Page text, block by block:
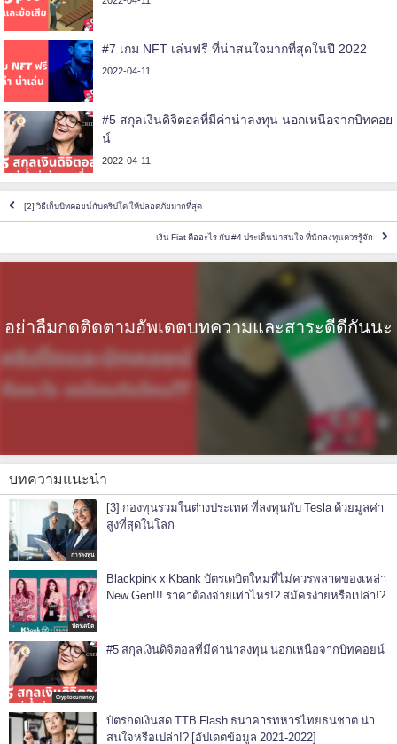
#7 เกม NFT เล่นฟรี ที่น่าสนใจมากที่สุดในปี 2022
2022-04-11
#5 สกุลเงินดิจิตอลที่มีค่าน่าลงทุน นอกเหนือจากบิทคอย
น์
2022-04-11
[2] วิธีเก็บบิทคอยน์กับคริปโต ให้ปลอดภัยมากที่สุด
เงิน Fiat คืออะไร กับ #4 ประเด็นน่าสนใจ ที่นักลงทุนควรรู้จัก
อย่าลืมกดติดตามอัพเดตบทความและสาระดีดีกันนะ
บทความแนะนำ
การลงทุน
[3] กองทุนรวมในต่างประเทศ ที่ลงทุนกับ Tesla ด้วยมูลค่า
สูงที่สุดในโลก
บัตรเดบิต
Blackpink x Kbank บัตรเดบิตใหม่ที่ไม่ควรพลาดของเหล่า
New Gen!!! ราคาต้องจ่ายเท่าไหร่!? สมัครง่ายหรือเปล่า!?
Cryptocurrency
#5 สกุลเงินดิจิตอลที่มีค่าน่าลงทุน นอกเหนือจากบิทคอยน์
บัตรกดเงินสด TTB Flash ธนาคารทหารไทยธนชาต น่า
สนใจหรือเปล่า!? [อัปเดตข้อมูล 2021-2022]